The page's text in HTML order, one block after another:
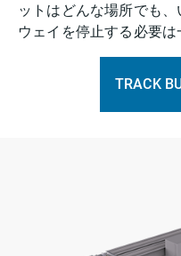
ットはどんな場所でも
ウェイを停止する必要は
TRACK